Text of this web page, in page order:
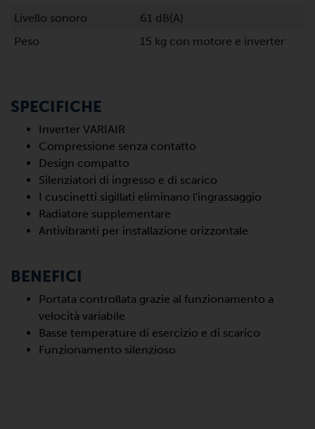
Livello sonoro
61 dB(A)
Peso
15 kg con motore e inverter
SPECIFICHE
Inverter VARIAIR
Compressione senza contatto
Design compatto
Silenziatori di ingresso e di scarico
I cuscinetti sigillati eliminano l'ingrassaggio
Radiatore supplementare
Antivibranti per installazione orizzontale
BENEFICI
Portata controllata grazie al funzionamento a
velocità variabile
Basse temperature di esercizio e di scarico
Funzionamento silenzioso